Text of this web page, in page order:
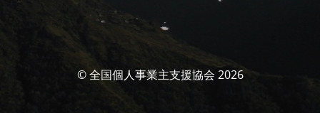
© 全国個人事業主支援協会 2026